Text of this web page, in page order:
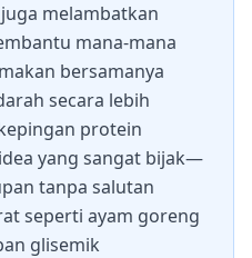
melambatkan
mana-mana
bersamanya
secara lebih
protein
yang sangat bijak—
tanpa salutan
seperti ayam goreng
glisemik